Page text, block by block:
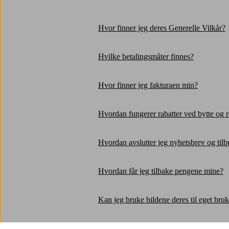
Hvor finner jeg deres Generelle Vilkår?
Hvilke betalingsmåter finnes?
Hvor finner jeg fakturaen min?
Hvordan fungerer rabatter ved bytte og
Hvordan avslutter jeg nyhetsbrev og
Hvordan får jeg tilbake pengene mine?
Kan jeg bruke bildene deres til eget